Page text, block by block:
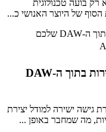
בועה טכנולוגית
הסוף של היוצר האנושי כ...
מודל ה-AI של גוגל (Lyria) נוחת ישירות בתוך ה-DAW
גישה ישירה למודל יצירת